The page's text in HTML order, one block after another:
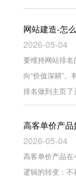
网站建造-怎
2026-05-04
要维持网站排名
向“价值深耕”
排名做到主页
高客单价产
2026-05-04
高客单价产品
逻辑的转变：